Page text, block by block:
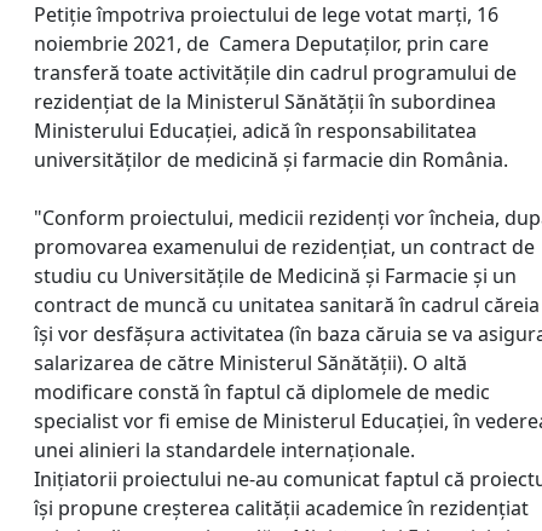
Petiție împotriva proiectului de lege votat marți, 16
noiembrie 2021, de Camera Deputaților, prin care
transferă toate activitățile din cadrul programului de
rezidențiat de la Ministerul Sănătății în subordinea
Ministerului Educației, adică în responsabilitatea
universităților de medicină și farmacie din România.
"Conform proiectului, medicii rezidenți vor încheia,
promovarea examenului de rezidențiat, un contract de
studiu cu Universitățile de Medicină și Farmacie și un
contract de muncă cu unitatea sanitară în cadrul căreia
își vor desfășura activitatea (în baza căruia se va
salarizarea de către Ministerul Sănătății). O altă
modificare constă în faptul că diplomele de medic
specialist vor fi emise de Ministerul Educației, în
unei alinieri la standardele internaționale.
Inițiatorii proiectului ne-au comunicat faptul că
își propune creșterea calității academice în rezidențiat